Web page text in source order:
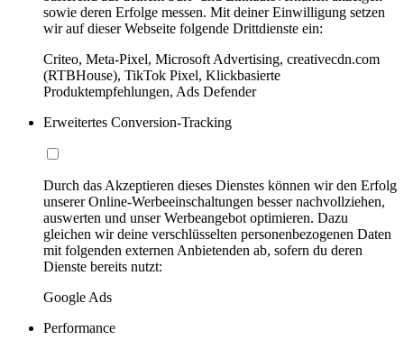
sowie deren Erfolge messen. Mit deiner Einwilligung setzen
wir auf dieser Webseite folgende Drittdienste ein:
Criteo, Meta-Pixel, Microsoft Advertising, creativecdn.com
(RTBHouse), TikTok Pixel, Klickbasierte
Produktempfehlungen, Ads Defender
Erweitertes Conversion-Tracking
Durch das Akzeptieren dieses Dienstes können wir den Erfolg
unserer Online-Werbeeinschaltungen besser nachvollziehen,
auswerten und unser Werbeangebot optimieren. Dazu
gleichen wir deine verschlüsselten personenbezogenen Daten
mit folgenden externen Anbietenden ab, sofern du deren
Dienste bereits nutzt:
Google Ads
Performance